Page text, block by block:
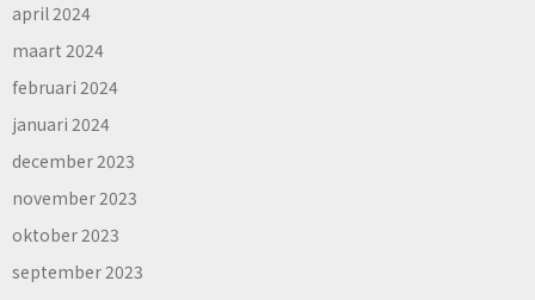
april 2024
maart 2024
februari 2024
januari 2024
december 2023
november 2023
oktober 2023
september 2023